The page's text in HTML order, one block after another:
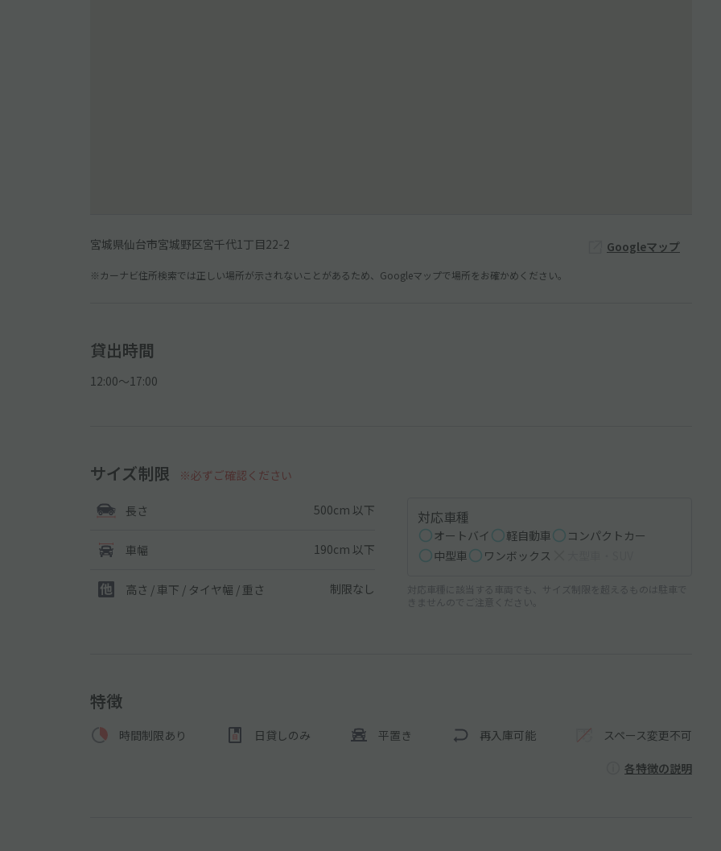
宮城県仙台市宮城野区宮千代1丁目22-2 Googleマップ
※カーナビ住所検索では正しい場所が示されないことがあるため、Googleマップで場所をお確かめください。
貸出時間
12:00〜17:00
サイズ制限 ※必ずご確認ください
長さ 500cm 以下
車幅 190cm 以下
高さ / 車下 / タイヤ幅 / 重さ 制限なし
対応車種
オートバイ 軽自動車
コンパクトカー
中型車
ワンボックス
対応車種に該当する車両でも、サイズ制限を超えるものは駐車で
きませんのでご注意ください。
特徴
時間制限あり 日貸しのみ 平置き 再入庫可能 スペース変更不可
各特徴の説明